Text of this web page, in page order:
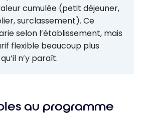
cumulée (petit déjeuner,
surclassement). Ce
selon l’établissement, mais
flexible beaucoup plus
n’y paraît.
au programme